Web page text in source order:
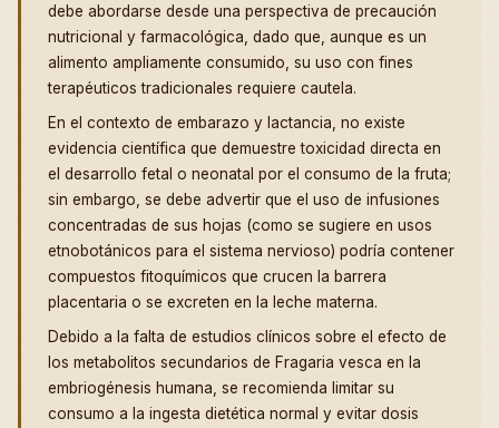
debe abordarse desde una perspectiva de precaución
nutricional y farmacológica, dado que, aunque es un
alimento ampliamente consumido, su uso con fines
terapéuticos tradicionales requiere cautela.
En el contexto de embarazo y lactancia, no existe
evidencia científica que demuestre toxicidad directa en
el desarrollo fetal o neonatal por el consumo de la fruta;
sin embargo, se debe advertir que el uso de infusiones
concentradas de sus hojas (como se sugiere en usos
etnobotánicos para el sistema nervioso) podría contener
compuestos fitoquímicos que crucen la barrera
placentaria o se excreten en la leche materna.
Debido a la falta de estudios clínicos sobre el efecto de
los metabolitos secundarios de Fragaria vesca en la
embriogénesis humana, se recomienda limitar su
consumo a la ingesta dietética normal y evitar dosis